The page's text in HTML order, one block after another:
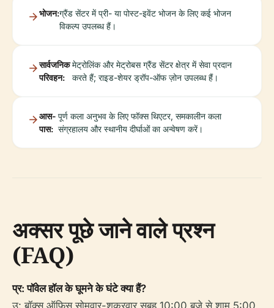
भोजन:ग्रैंड सेंटर में प्री- या पोस्ट-इवेंट भोजन के लिए कई भोजन
विकल्प उपलब्ध हैं।
सार्वजनिक
परिवहन:
मेट्रोलिंक और मेट्रोबस ग्रैंड सेंटर क्षेत्र में सेवा प्रदान
करते हैं; राइड-शेयर ड्रॉप-ऑफ ज़ोन उपलब्ध हैं।
आस-
पास:
पूर्ण कला अनुभव के लिए फॉक्स थिएटर, समकालीन कला
संग्रहालय और स्थानीय दीर्घाओं का अन्वेषण करें।
अक्सर पूछे जाने वाले प्रश्न
(FAQ)
प्र: पॉवेल हॉल के घूमने के घंटे क्या हैं?